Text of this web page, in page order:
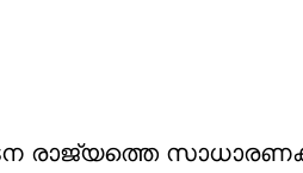
രാജ്യത്തെ